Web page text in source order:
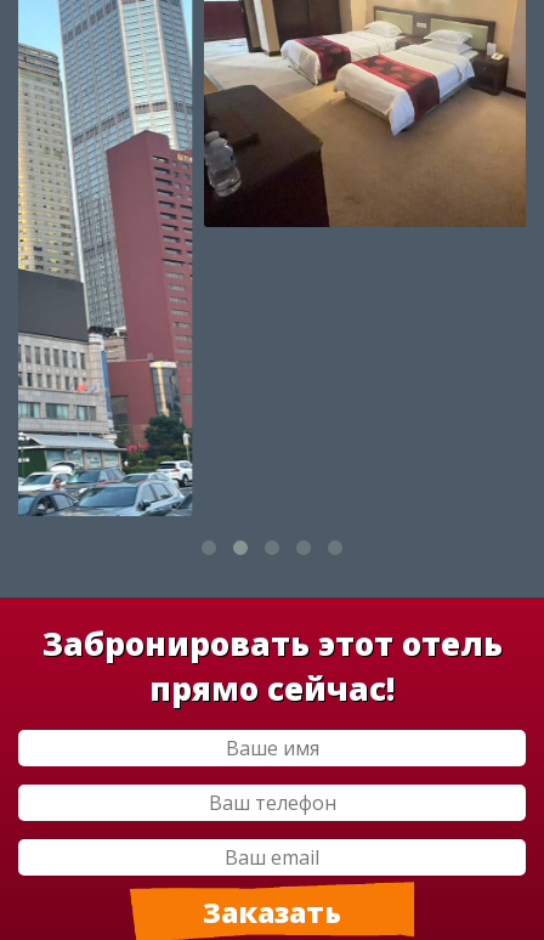
Забронировать этот отель
прямо сейчас!